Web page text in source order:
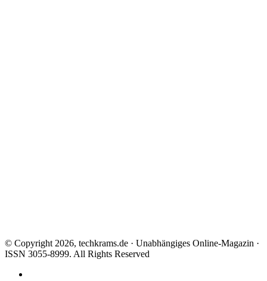
© Copyright 2026, techkrams.de · Unabhängiges Online-Magazin ·
ISSN 3055-8999. All Rights Reserved